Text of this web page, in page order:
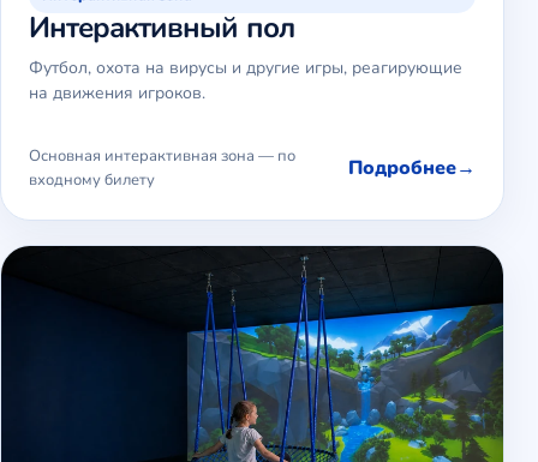
Интерактивный пол
Футбол, охота на вирусы и другие игры, реагирующие
на движения игроков.
Основная интерактивная зона — по
входному билету
Подробнее